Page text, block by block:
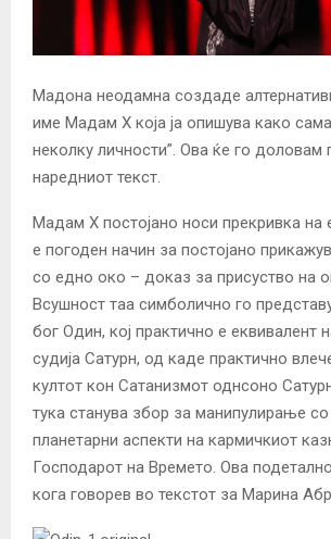
Мадона неодамна создаде
име Мадам Х која ја опишува како
неколку личности”. Ова ќе го доловам
наредниот текст.
Мадам Х постојано носи прекривка на
е погоден начин за постојано
со едно око – доказ за присуство на
Всушност таа симболично го
бог Один, кој практично e еквивалент
судија Сатурн, од каде практично
култот кон Сатанизмот однсоно
тука станува збор за манипулирање со
планетарни аспекти на кармичкиот
Господарот на Времето. Ова
кога говорев во текстот за Марина